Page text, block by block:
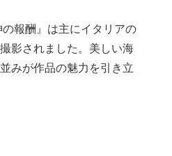
の報酬』は主にイタリアの
影されました。美しい海
みが作品の魅力を引き立